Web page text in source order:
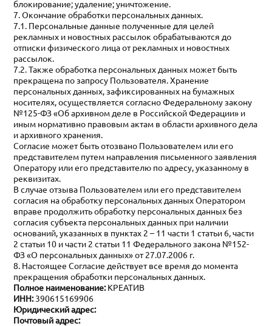
блокирование; удаление; уничтожение.
7. Окончание обработки персональных данных.
7.1. Персональные данные полученные для целей
рекламных и новостных рассылок обрабатываются до
отписки физического лица от рекламных и новостных
рассылок.
7.2. Также обработка персональных данных может быть
прекращена по запросу Пользователя. Хранение
персональных данных, зафиксированных на бумажных
носителях, осуществляется согласно Федеральному закону
№125-ФЗ «Об архивном деле в Российской Федерации» и
иным нормативно правовым актам в области архивного дела
и архивного хранения.
Согласие может быть отозвано Пользователем или его
представителем путем направления письменного заявления
Оператору или его представителю по адресу, указанному в
реквизитах.
В случае отзыва Пользователем или его представителем
согласия на обработку персональных данных Оператором
вправе продолжить обработку персональных данных без
согласия субъекта персональных данных при наличии
оснований, указанных в пунктах 2 – 11 части 1 статьи 6, части
2 статьи 10 и части 2 статьи 11 Федерального закона №152-
ФЗ «О персональных данных» от 27.07.2006 г.
8. Настоящее Согласие действует все время до момента
прекращения обработки персональных данных.
Полное наименование: КРЕАТИВ
ИНН: 390615169906
Юридический адрес:
Почтовый адрес: